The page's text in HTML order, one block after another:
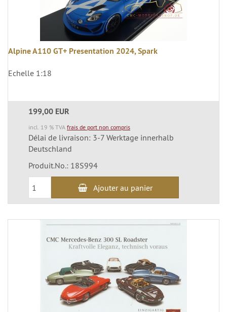
Alpine A110 GT+ Presentation 2024, Spark
Echelle 1:18
199,00 EUR
incl. 19 % TVA frais de port non compris
Délai de livraison: 3-7 Werktage innerhalb
Deutschland
Produit.No.: 18S994
Ajouter au panier